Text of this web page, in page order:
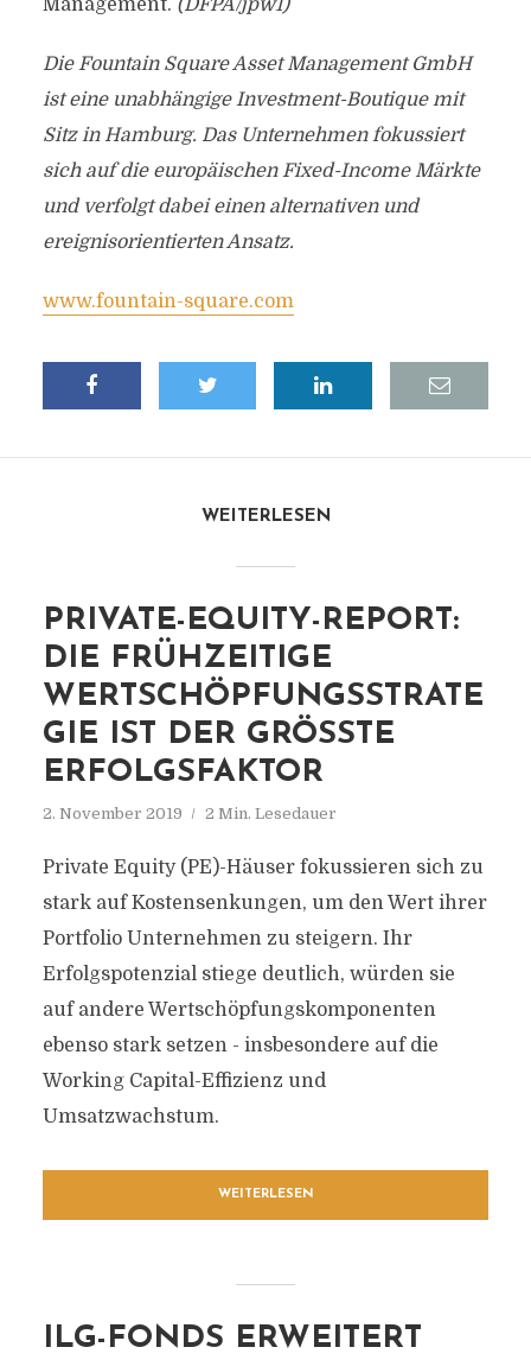
Management. (DFPA/jpw1)
Die Fountain Square Asset Management GmbH
ist eine unabhängige Investment-Boutique mit
Sitz in Hamburg. Das Unternehmen fokussiert
sich auf die europäischen Fixed-Income Märkte
und verfolgt dabei einen alternativen und
ereignisorientierten Ansatz.
www.fountain-square.com
WEITERLESEN
PRIVATE-EQUITY-REPORT:
DIE FRÜHZEITIGE
WERTSCHÖPFUNGSSTRATE
GIE IST DER GRÖSSTE E
RFOLGSFAKTOR
2. November 2019 2 Min. Lesedauer
Private Equity (PE)-Häuser fokussieren sich zu
stark auf Kostensenkungen, um den Wert ihrer
Portfolio Unternehmen zu steigern. Ihr
Erfolgspotenzial stiege deutlich, würden sie
auf andere Wertschöpfungskomponenten
ebenso stark setzen - insbesondere auf die
Working Capital-Effizienz und
Umsatzwachstum.
WEITERLESEN
ILG-FONDS ERWEITERT